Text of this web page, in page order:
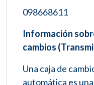
098668611
Información
cambios
Una caja de
automática es